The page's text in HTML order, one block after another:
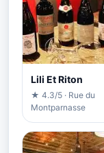
Lili Et Riton
★ 4.3/5 · Rue du
Montparnasse